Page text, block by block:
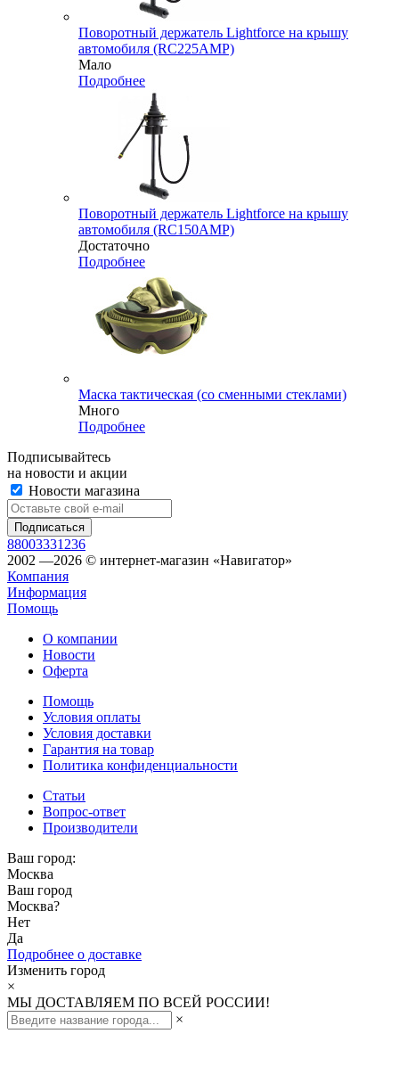
Поворотный держатель Lightforce на крышу
автомобиля (RC225AMP)
Мало
Подробнее
Поворотный держатель Lightforce на крышу
автомобиля (RC150AMP)
Достаточно
Подробнее
Маска тактическая (со сменными стеклами)
Много
Подробнее
Подписывайтесь
на новости и акции
Новости магазина
88003331236
2002 —2026 © интернет-магазин «Навигатор»
Компания
Информация
Помощь
О компании
Новости
Оферта
Помощь
Условия оплаты
Условия доставки
Гарантия на товар
Политика конфиденциальности
Статьи
Вопрос-ответ
Производители
Ваш город:
Москва
Ваш город
Москва?
Нет
Да
Подробнее о доставке
Изменить город
×
МЫ ДОСТАВЛЯЕМ ПО ВСЕЙ РОССИИ!
×